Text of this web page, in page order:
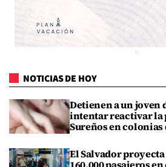
NOTICIAS DE HOY
Detienen a un joven
intentar reactivar la
Sureños en colonias
El Salvador